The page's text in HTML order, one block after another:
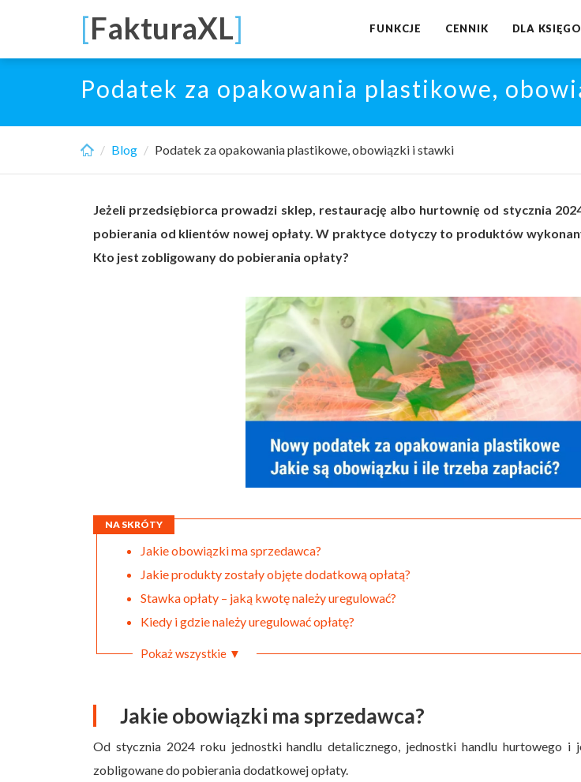
main
[FakturaXL] FUNKCJE CENNIK DLA
Podatek za opakowania plastikowe,
Blog Podatek za opakowania plastikowe, obowiązki i stawki
Jeżeli przedsiębiorca prowadzi sklep, restaurację albo hurtownię od stycznia
pobierania od klientów nowej opłaty. W praktyce dotyczy to produktów
Kto jest zobligowany do pobierania opłaty?
NA SKRÓTY
Jakie obowiązki ma sprzedawca?
Jakie produkty zostały objęte dodatkową opłatą?
Stawka opłaty – jaką kwotę należy uregulować?
Kiedy i gdzie należy uregulować opłatę?
Pokaż wszystkie ▼
Jakie obowiązki ma sprzedawca?
Od stycznia 2024 roku jednostki handlu detalicznego, jednostki handlu hurtowego i
zobligowane do pobierania dodatkowej opłaty.